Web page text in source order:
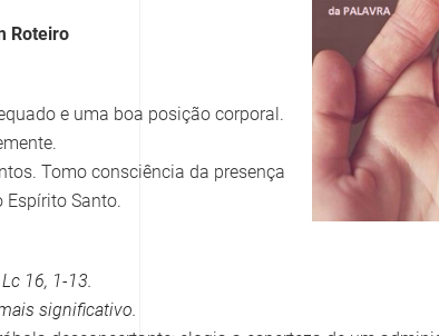
Roteiro
e uma boa posição corporal.
Tomo consciência da presença
Espírito Santo.
16, 1-13.
significativo.